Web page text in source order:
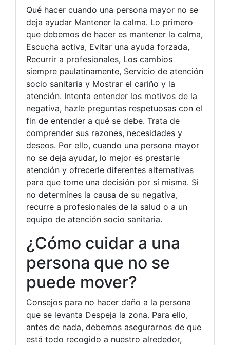
Qué hacer cuando una persona mayor no se
deja ayudar Mantener la calma. Lo primero
que debemos de hacer es mantener la calma,
Escucha activa, Evitar una ayuda forzada,
Recurrir a profesionales, Los cambios
siempre paulatinamente, Servicio de atención
socio sanitaria y Mostrar el cariño y la
atención. Intenta entender los motivos de la
negativa, hazle preguntas respetuosas con el
fin de entender a qué se debe. Trata de
comprender sus razones, necesidades y
deseos. Por ello, cuando una persona mayor
no se deja ayudar, lo mejor es prestarle
atención y ofrecerle diferentes alternativas
para que tome una decisión por sí misma. Si
no determines la causa de su negativa,
recurre a profesionales de la salud o a un
equipo de atención socio sanitaria.
¿Cómo cuidar a una
persona que no se
puede mover?
Consejos para no hacer daño a la persona
que se levanta Despeja la zona. Para ello,
antes de nada, debemos asegurarnos de que
está todo recogido a nuestro alrededor,